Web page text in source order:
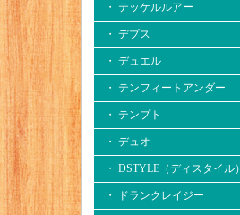
・ テッケルルアー
・ デプス
・ デュエル
・ テンフィートアンダー
・ テンプト
・ デュオ
・ DSTYLE（ディスタイル）
・ ドランクレイジー